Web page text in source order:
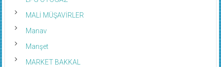
MALİ MÜŞAVİRLER
Manav
Manşet
MARKET BAKKAL